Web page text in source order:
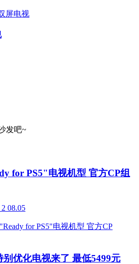
发吧~
for PS5"电视机型 官方CP组
2 08.05
别优化电视来了 最低5499元